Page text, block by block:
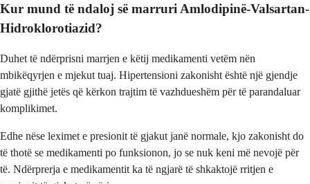
Kur mund të ndaloj së marruri Amlodipinë-Valsartan-
Hidroklorotiazid?
Duhet të ndërprisni marrjen e këtij medikamenti vetëm nën
mbikëqyrjen e mjekut tuaj. Hipertensioni zakonisht është një gjendje
gjatë gjithë jetës që kërkon trajtim të vazhdueshëm për të parandaluar
komplikimet.
Edhe nëse leximet e presionit të gjakut janë normale, kjo zakonisht do
të thotë se medikamenti po funksionon, jo se nuk keni më nevojë për
të. Ndërprerja e medikamentit ka të ngjarë të shkaktojë rritjen e